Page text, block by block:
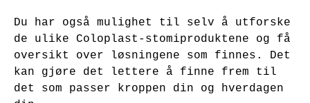
Du har også mulighet til selv å utforske
de ulike Coloplast-stomiproduktene og få
oversikt over løsningene som finnes. Det
kan gjøre det lettere å finne frem til
det som passer kroppen din og hverdagen